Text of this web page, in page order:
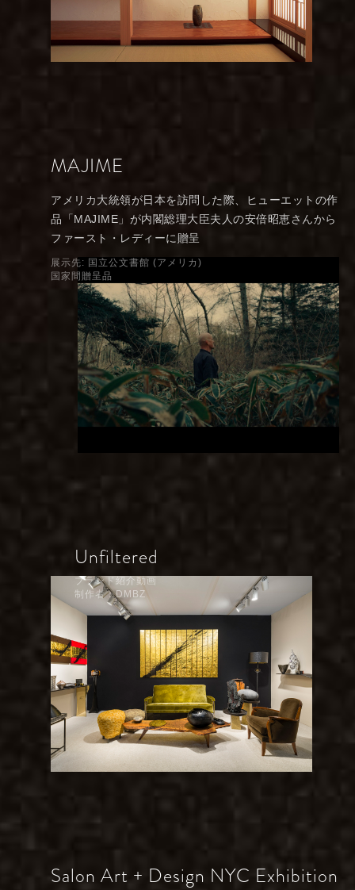
MAJIME
アメリカ大統領が日本を訪問した際、ヒューエットの作
品「MAJIME」が内閣総理大臣夫人の安倍昭恵さんから
ファースト・レディーに贈呈
展示先: 国立公文書館 (アメリカ)
国家間贈呈品
Unfiltered
ブランド紹介動画
制作者：DMBZ
Salon Art + Design NYC Exhibition